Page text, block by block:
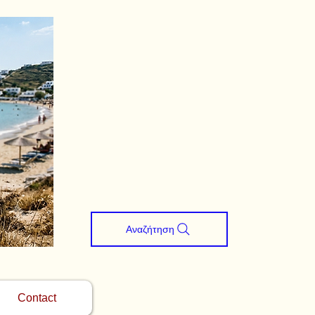
Contact
Αναζήτηση